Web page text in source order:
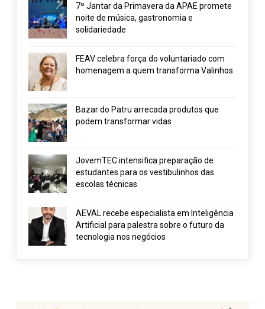
7º Jantar da Primavera da APAE promete
noite de música, gastronomia e
solidariedade
FEAV celebra força do voluntariado com
homenagem a quem transforma Valinhos
Bazar do Patru arrecada produtos que
podem transformar vidas
JovemTEC intensifica preparação de
estudantes para os vestibulinhos das
escolas técnicas
AEVAL recebe especialista em Inteligência
Artificial para palestra sobre o futuro da
tecnologia nos negócios